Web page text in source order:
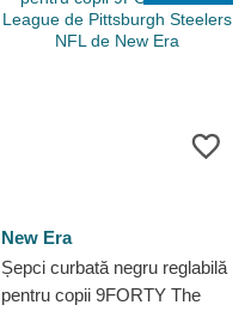
New Era
Șepci curbată negru reglabilă
pentru copii 9FORTY The